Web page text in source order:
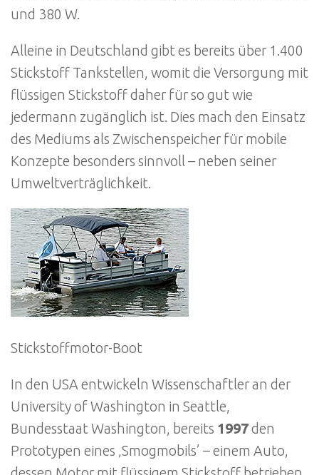
und 380 W.
Alleine in Deutschland gibt es bereits über 1.400
Stickstoff Tankstellen, womit die Versorgung mit
flüssigen Stickstoff daher für so gut wie
jedermann zugänglich ist. Dies mach den Einsatz
des Mediums als Zwischenspeicher für mobile
Konzepte besonders sinnvoll – neben seiner
Umweltverträglichkeit.
Stickstoffmotor-Boot
In den USA entwickeln Wissenschaftler an der
University of Washington in Seattle,
Bundesstaat Washington, bereits 1997den
Prototypen eines ‚Smogmobils’ – einem Auto,